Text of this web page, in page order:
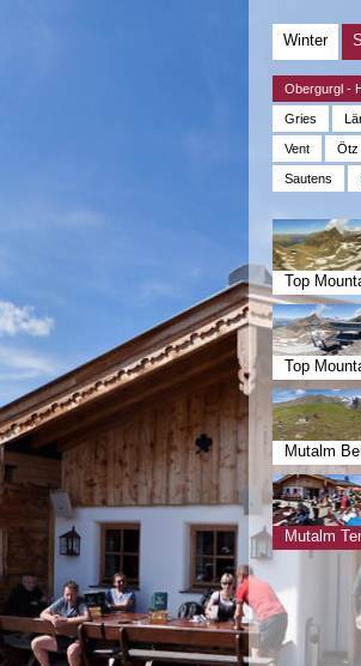
Winter
Obergurgl -
Gries
Vent Ötz
Sautens
Top
Top
Mutalm
Mutalm